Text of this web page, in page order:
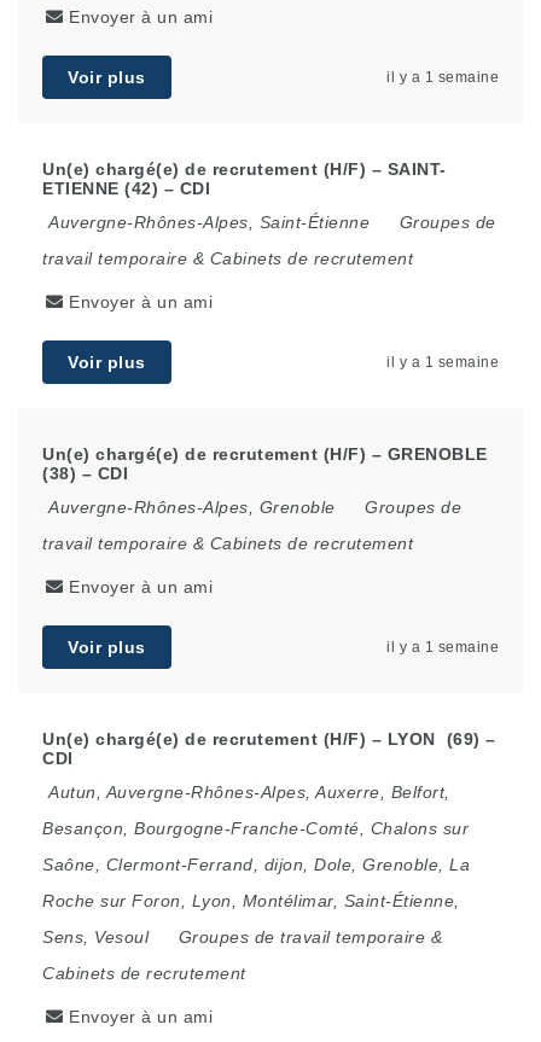
Envoyer à un ami
Voir plus il y a 1 semaine
Un(e) chargé(e) de recrutement (H/F) – SAINT-
ETIENNE (42) – CDI
Auvergne-Rhônes-Alpes
Saint-Étienne
Groupes de
travail temporaire & Cabinets de recrutement
Envoyer à un ami
Voir plus il y a 1 semaine
Un(e) chargé(e) de recrutement (H/F) – GRENOBLE
(38) – CDI
Auvergne-Rhônes-Alpes
Grenoble
Groupes de
travail temporaire & Cabinets de recrutement
Envoyer à un ami
Voir plus il y a 1 semaine
Un(e) chargé(e) de recrutement (H/F) – LYON (69) –
CDI
Autun
Auvergne-Rhônes-Alpes Auxerre Belfort,
Besançon
Bourgogne-Franche-Comté
Chalons sur
Saône
Clermont-Ferrand dijon Dole Grenoble La
Roche sur Foron
Lyon Montélimar, Saint-Étienne
Sens
Vesoul
Groupes de travail temporaire &
Cabinets de recrutement
Envoyer à un ami